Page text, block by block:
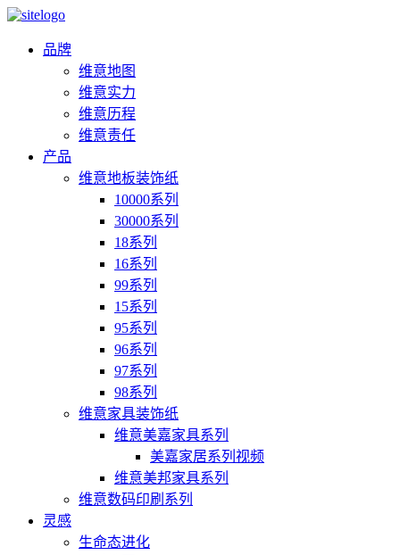
品牌
维意地图
维意实力
维意历程
维意责任
产品
维意地板装饰纸
10000系列
30000系列
18系列
16系列
99系列
15系列
95系列
96系列
97系列
98系列
维意家具装饰纸
维意美嘉家具系列
美嘉家居系列视频
维意美邦家具系列
维意数码印刷系列
灵感
生命态进化